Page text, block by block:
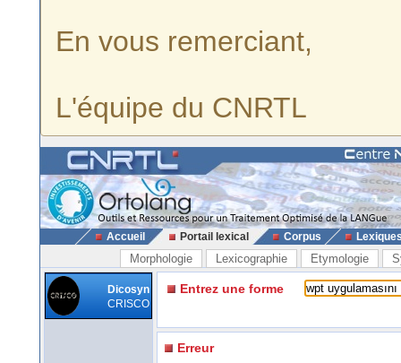
En vous remerciant,
L'équipe du CNRTL
Accueil Portail lexical Corpus
Morphologie Lexicographie Etymologie
Dicosyn
CRISCO
Entrez une forme
Erreur